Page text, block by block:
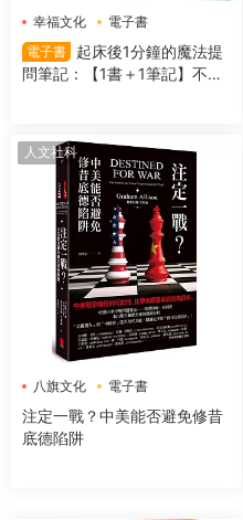
幸福文化
電子書
電子書
起床後1分鐘的魔法提
問筆記：【1書＋1筆記】不隻
人文社科
八旗文化 電子書
注定一戰？中美能否避免修昔
底德陷阱